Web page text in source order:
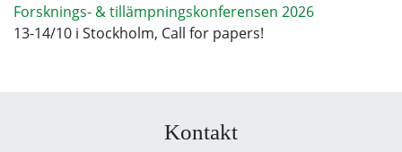
Forsknings- & tillämpningskonferensen 2026
13-14/10 i Stockholm, Call for papers!
Kontakt